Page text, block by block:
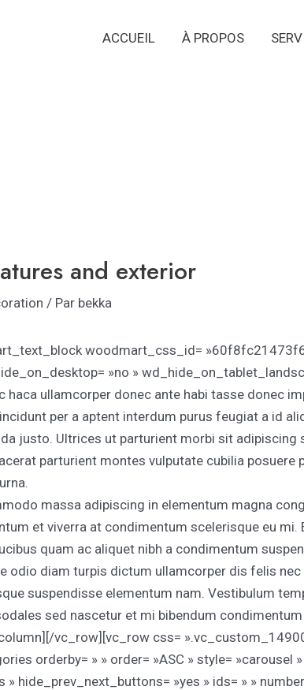
ACCUEIL À PROPOS
and exterior
/ Par bekka
woodmart_css_id=
»no »
haca ullamcorper donec ante habi tasse donec
per a aptent interdum purus feugiat a id
justo. Ultrices ut parturient morbi sit adipiscing
parturient montes vulputate cubilia
massa adipiscing in elementum magna
et viverra at condimentum scelerisque eu mi.
quam ac aliquet nibh a condimentum
odio diam turpis dictum ullamcorper dis felis
suspendisse elementum nam. Vestibulum
sed nascetur et mi bibendum
vc_row][vc_row css=
orderby= » » order= »ASC » style= »carousel
» hide_prev_next_buttons= »yes » ids= » »